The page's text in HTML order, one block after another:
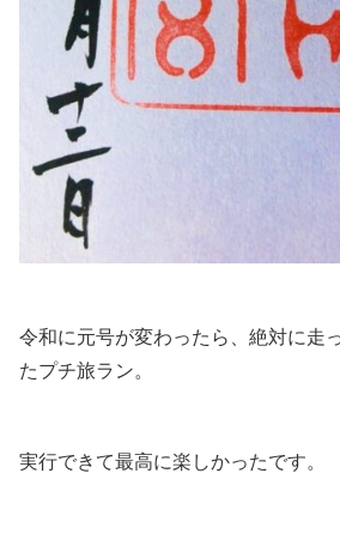
令和に元号が変わったら、絶対に走
たプチ旅ラン。
実行できて最高に楽しかったです。